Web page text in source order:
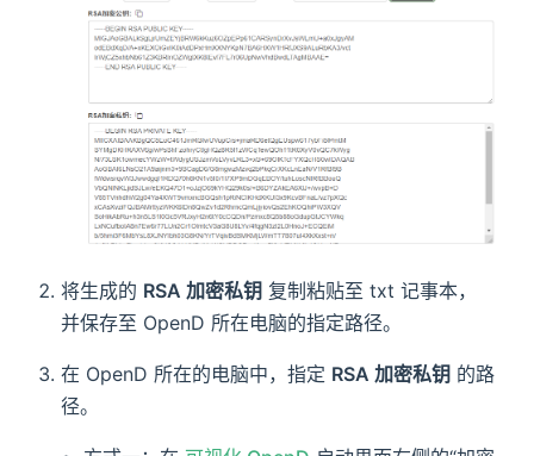
将生成的 RSA 加密私钥 复制粘贴至 txt 记事本，
并保存至 OpenD 所在电脑的指定路径。
在 OpenD 所在的电脑中，指定 RSA 加密私钥 的路
径。